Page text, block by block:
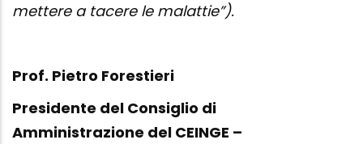
mettere a tacere le malattie”).
Prof. Pietro Forestieri
Presidente del Consiglio di
Amministrazione del CEINGE –